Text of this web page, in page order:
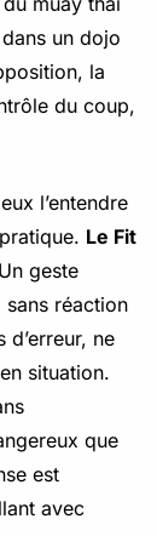
un dojo
la
du coup,
l’entendre
Le Fit
Un geste
réaction
ne
situation.
que
est
avec